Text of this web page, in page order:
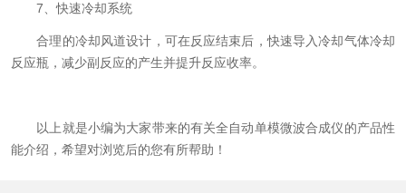
7、快速冷却系统
合理的冷却风道设计，可在反应结束后，快速导入冷却气体冷却
反应瓶，减少副反应的产生并提升反应收率。
以上就是小编为大家带来的有关全自动单模微波合成仪的产品性
能介绍，希望对浏览后的您有所帮助！